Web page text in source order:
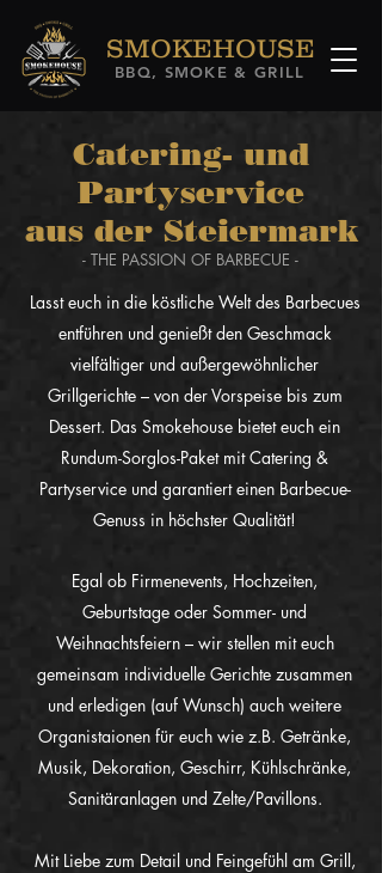
SMOKEHOUSE
BBQ, SMOKE & GRILL
Catering- und
Partyservice
aus der Steiermark
- THE PASSION OF BARBECUE -
Lasst euch in die köstliche Welt des Barbecues
entführen und genießt den Geschmack
vielfältiger und außergewöhnlicher
Grillgerichte – von der Vorspeise bis zum
Dessert. Das Smokehouse bietet euch ein
Rundum-Sorglos-Paket mit Catering &
Partyservice und garantiert einen Barbecue-
Genuss in höchster Qualität!
Egal ob Firmenevents, Hochzeiten,
Geburtstage oder Sommer- und
Weihnachtsfeiern – wir stellen mit euch
gemeinsam individuelle Gerichte zusammen
und erledigen (auf Wunsch) auch weitere
Organistaionen für euch wie z.B. Getränke,
Musik, Dekoration, Geschirr, Kühlschränke,
Sanitäranlagen und Zelte/Pavillons.
Mit Liebe zum Detail und Feingefühl am Grill,